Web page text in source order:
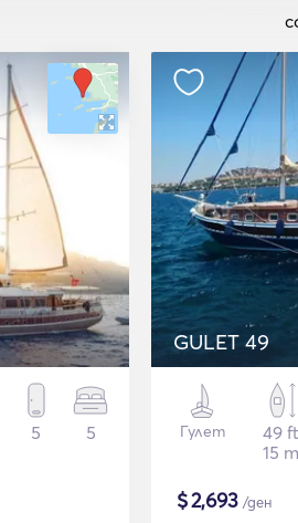
5 5
GULET 49
Гулет
49 ft
15 m
$2,693 /ден